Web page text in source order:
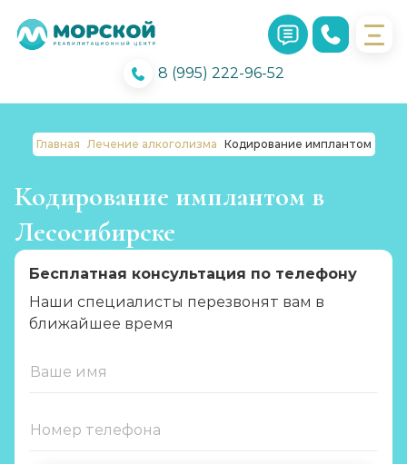
8 (995) 222-96-52
Главная Лечение алкоголизма Кодирование имплантом
Кодирование имплантом в
Лесосибирске
Бесплатная консультация по телефону
Наши специалисты перезвонят вам в
ближайшее время